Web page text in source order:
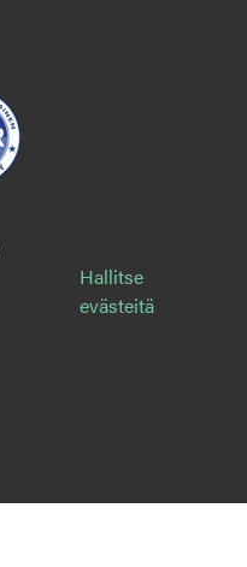
Hallitse
evästeitä